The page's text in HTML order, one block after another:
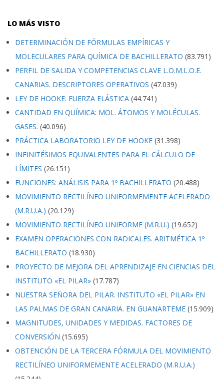
LO MÁS VISTO
DETERMINACIÓN DE FÓRMULAS EMPÍRICAS Y
MOLECULARES PARA QUÍMICA DE BACHILLERATO (83.791)
PERFIL DE SALIDA Y COMPETENCIAS CLAVE L.O.M.L.O.E.
CANARIAS. DESCRIPTORES OPERATIVOS (47.039)
LEY DE HOOKE. FUERZA ELÁSTICA (44.741)
CANTIDAD EN QUÍMICA: MOL. ÁTOMOS Y MOLÉCULAS.
GASES. (40.096)
PRÁCTICA LABORATORIO LEY DE HOOKE (31.398)
INFINITÉSIMOS EQUIVALENTES PARA EL CÁLCULO DE
LÍMITES (26.151)
FUNCIONES: ANÁLISIS PARA 1º BACHILLERATO (20.488)
MOVIMIENTO RECTILÍNEO UNIFORMEMENTE ACELERADO
(M.R.U.A.) (20.129)
MOVIMIENTO RECTILÍNEO UNIFORME (M.R.U.) (19.652)
EXAMEN OPERACIONES CON RADICALES. ARITMÉTICA 1º
BACHILLERATO (18.930)
PROYECTO DE MEJORA DEL APRENDIZAJE EN CIENCIAS DEL
INSTITUTO «EL PILAR» (17.787)
NUESTRA SEÑORA DEL PILAR. INSTITUTO «EL PILAR» EN
LAS PALMAS DE GRAN CANARIA. EN GUANARTEME (15.909)
MAGNITUDES, UNIDADES Y MEDIDAS. FACTORES DE
CONVERSIÓN (15.695)
OBTENCIÓN DE LA TERCERA FÓRMULA DEL MOVIMIENTO
RECTILÍNEO UNIFORMEMENTE ACELERADO (M.R.U.A.)